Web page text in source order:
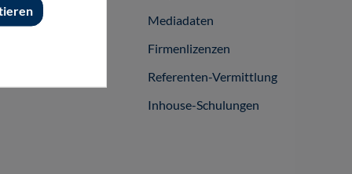
Mediadaten
Firmenlizenzen
Referenten-Vermittlung
Inhouse-Schulungen